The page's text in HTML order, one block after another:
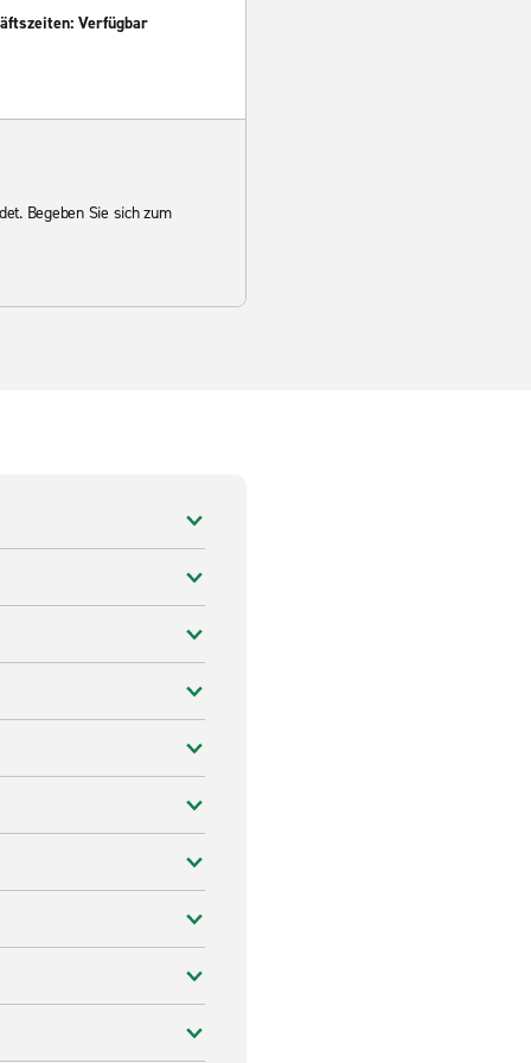
Verfügbar
Begeben Sie sich zum